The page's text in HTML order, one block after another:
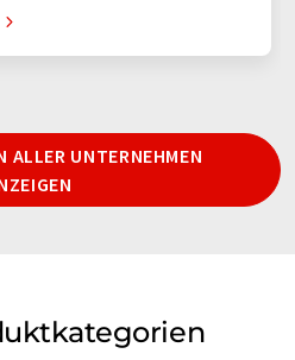
ALLER UNTERNEHMEN